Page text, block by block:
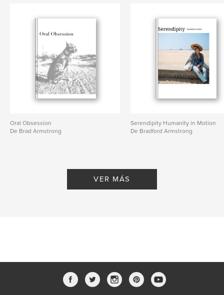
Oral Obsession
De Brad Armstrong
Serendipity Humanity in Motion
De Bradford Armstrong
VER MÁS